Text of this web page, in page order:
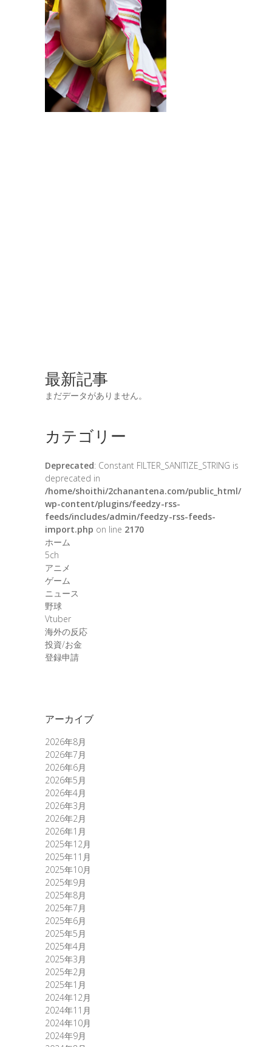
最新記事
まだデータがありません。
カテゴリー
Deprecated: Constant FILTER_SANITIZE_STRING is
deprecated in
/home/shoithi/2chanantena.com/public_html/
wp-content/plugins/feedzy-rss-
feeds/includes/admin/feedzy-rss-feeds-
import.php on line 2170
ホーム
5ch
アニメ
ゲーム
ニュース
野球
Vtuber
海外の反応
投資/お金
登録申請
アーカイブ
2026年8月
2026年7月
2026年6月
2026年5月
2026年4月
2026年3月
2026年2月
2026年1月
2025年12月
2025年11月
2025年10月
2025年9月
2025年8月
2025年7月
2025年6月
2025年5月
2025年4月
2025年3月
2025年2月
2025年1月
2024年12月
2024年11月
2024年10月
2024年9月